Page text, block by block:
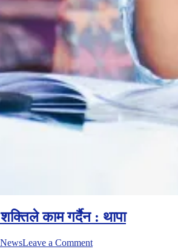
शक्तिले काम गर्दैन : थापा
Leave a Commenton